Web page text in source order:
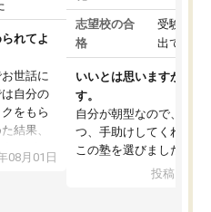
れてよ
世話に
自分の
をもら
結果、
わず不
その経験
08月01日
志望校の合
格
受験して
出ていな
いいとは思いますが、料
す。
自分が朝型なので、自習
つ、手助けしてくれる設
この塾を選びました。
投稿日：